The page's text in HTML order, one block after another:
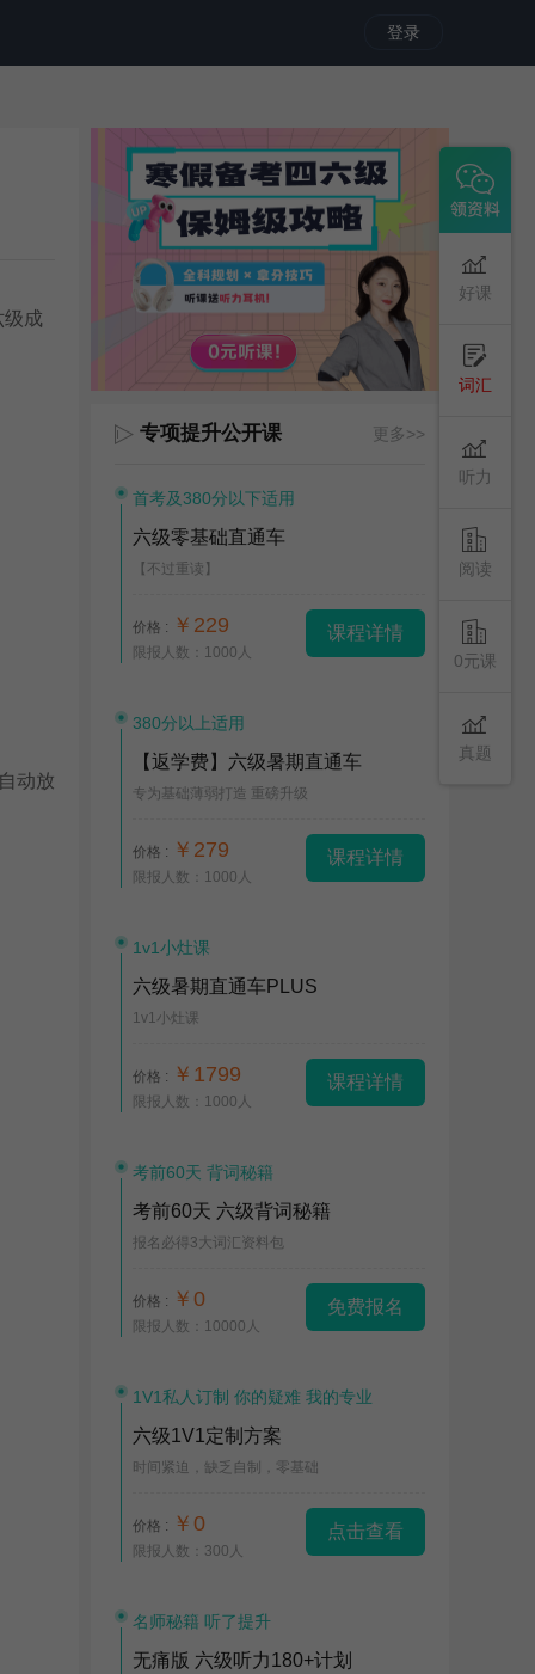
登录
级成
动放
好课
词汇
听力
阅读
0元课
真题
专项提升公开课 更多>>
首考及380分以下适用
六级零基础直通车
【不过重读】
价格 : ￥229
限报人数：1000人
课程详情
380分以上适用
【返学费】六级暑期直通车
专为基础薄弱打造 重磅升级
价格 : ￥279
限报人数：1000人
课程详情
1v1小灶课
六级暑期直通车PLUS
1v1小灶课
价格 : ￥1799
限报人数：1000人
课程详情
考前60天 背词秘籍
考前60天 六级背词秘籍
报名必得3大词汇资料包
价格 : ￥0
限报人数：10000人
免费报名
1V1私人订制 你的疑难 我的专业
六级1V1定制方案
时间紧迫，缺乏自制，零基础
价格 : ￥0
限报人数：300人
点击查看
名师秘籍 听了提升
无痛版 六级听力180+计划